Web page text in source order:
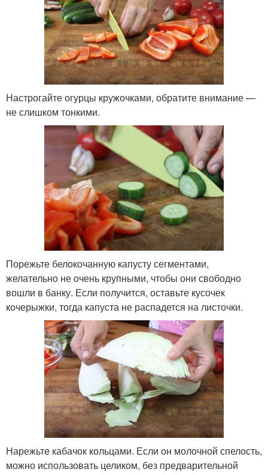
Настрогайте огурцы кружочками, обратите внимание —
не слишком тонкими.
Порежьте белокочанную капусту сегментами,
желательно не очень крупными, чтобы они свободно
вошли в банку. Если получится, оставьте кусочек
кочерыжки, тогда капуста не распадется на листочки.
Нарежьте кабачок кольцами. Если он молочной спелость,
можно использовать целиком, без предварительной